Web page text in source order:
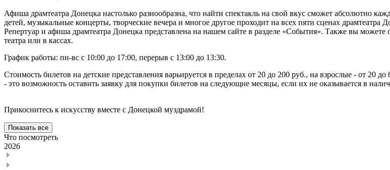
Афиша драмтеатра Донецка настолько разнообразна, что найти спектакль на свой вкус сможет абсолютно
детей, музыкальные концерты, творческие вечера и многое другое проходит на всех пяти сценах
Репертуар и афиша драмтеатра Донецка представлена на нашем сайте в разделе «События». Также вы
театра или в кассах.
График работы: пн-вс с 10:00 до 17:00, перерыв с 13:00 до 13:30.
Стоимость билетов на детские представления варьируется в пределах от 20 до 200 руб., на взрослые - от 20
- это возможность оставить заявку для покупки билетов на следующие месяцы, если их не оказывается в
Прикоснитесь к искусству вместе с Донецкой муздрамой!
Показать все
Что поcмотреть
2026